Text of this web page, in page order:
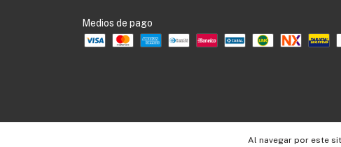
Al navegar por este
Medios de pago
Copyright EUDEBA - 30536109990 - 2026. Todos los derechos reservados.